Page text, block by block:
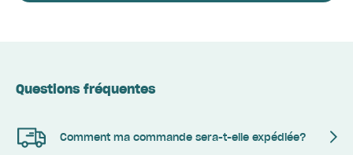
Questions fréquentes
Comment ma commande sera-t-elle expédiée?